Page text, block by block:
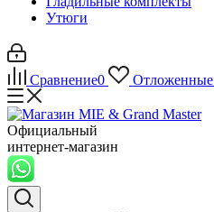
Утюги
Сравнение0 Отложенные
Официальный
интернет-магазин